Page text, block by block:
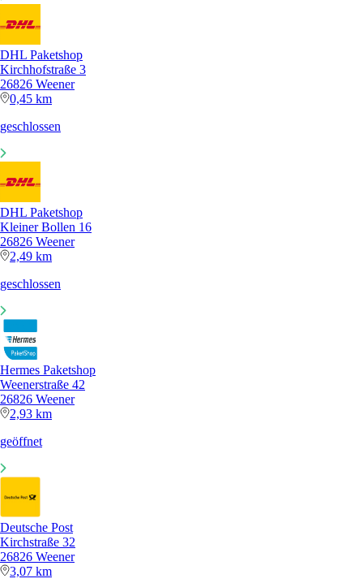
DHL Paketshop
Kirchhofstraße 3
26826 Weener
0,45 km
geschlossen
DHL Paketshop
Kleiner Bollen 16
26826 Weener
2,49 km
geschlossen
Hermes Paketshop
Weenerstraße 42
26826 Weener
2,93 km
geöffnet
Deutsche Post
Kirchstraße 32
26826 Weener
3,07 km